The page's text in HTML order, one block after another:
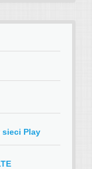
sieci Play